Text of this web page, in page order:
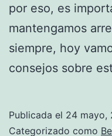
por eso, es
mantengamos
siempre, hoy
consejos sobre
Publicada el 24 mayo,
Categorizado como